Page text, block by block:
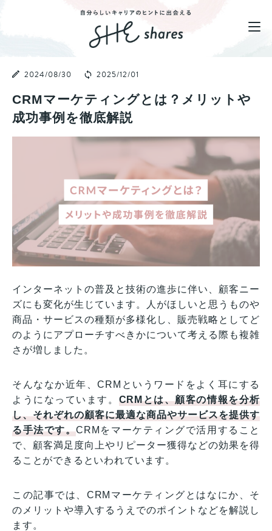
2024/08/30 2025/12/01
CRMマーケティングとは？メリットや
成功事例を徹底解説
インターネットの普及と技術の進歩に伴い、顧客ニー
ズにも変化が生じています。人がほしいと思うものや
商品・サービスの種類が多様化し、販売戦略としてど
のようにアプローチすべきかについて考える際も複雑
さが増しました。
そんななか近年、CRMというワードをよく耳にする
ようになっています。 CRMとは、顧客の情報を分析
し、それぞれの顧客に最適な商品やサービスを提供す
る手法です。CRMをマーケティングで活用すること
で、顧客満足度向上やリピーター獲得などの効果を得
ることができるといわれています。
この記事では、CRMマーケティングとはなにか、そ
のメリットや導入するうえでのポイントなどを解説し
ます。